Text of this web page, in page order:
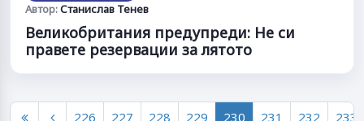
Автор:Станислав Тенев
Великобритания предупреди: Не си
правете резервации за лятото
226 227 228 229 230 231 232 233